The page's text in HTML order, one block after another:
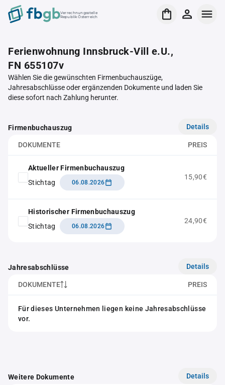
Verrechnungsstelle
Republik Österreich
Ferienwohnung Innsbruck-Vill e.U.,
FN 655107v
Wählen Sie die gewünschten Firmenbuchauszüge,
Jahresabschlüsse oder ergänzenden Dokumente und laden Sie
diese sofort nach Zahlung herunter.
Firmenbuchauszug Details
DOKUMENTE PREIS
Aktueller Firmenbuchauszug
Stichtag
06.08.2026
15,90€
Historischer Firmenbuchauszug
Stichtag
06.08.2026
24,90€
Jahresabschlüsse Details
DOKUMENTE PREIS
Für dieses Unternehmen liegen keine Jahresabschlüsse
vor.
Weitere Dokumente Details